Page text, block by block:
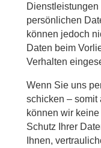
persönlichen
können jedoch
Daten beim
Verhalten
Wenn Sie uns
schicken – somit
können wir
Schutz Ihrer
Ihnen,